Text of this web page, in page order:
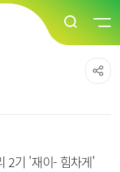
2기 '재이- 힘차게'